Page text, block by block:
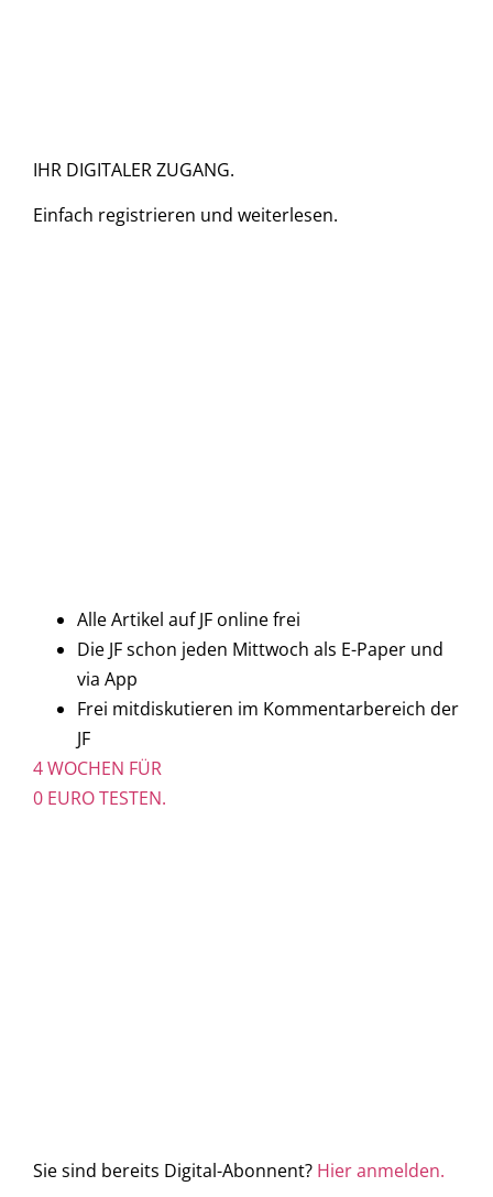
IHR DIGITALER ZUGANG.
Einfach registrieren und weiterlesen.
Alle Artikel auf JF online frei
Die JF schon jeden Mittwoch als E-Paper und
via App
Frei mitdiskutieren im Kommentarbereich der
JF
4 WOCHEN FÜR
0 EURO TESTEN.
Sie sind bereits Digital-Abonnent? Hier anmelden.